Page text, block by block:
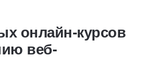
онлайн-курсов
веб-